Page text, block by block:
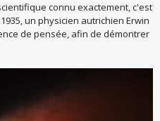
connu exactement, c'est
un physicien autrichien Erwin
de pensée, afin de démontrer